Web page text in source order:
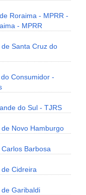
Roraima - MPRR -
- MPRR
Santa Cruz do
Consumidor -
do Sul - TJRS
Novo Hamburgo
Barbosa
Cidreira
Garibaldi